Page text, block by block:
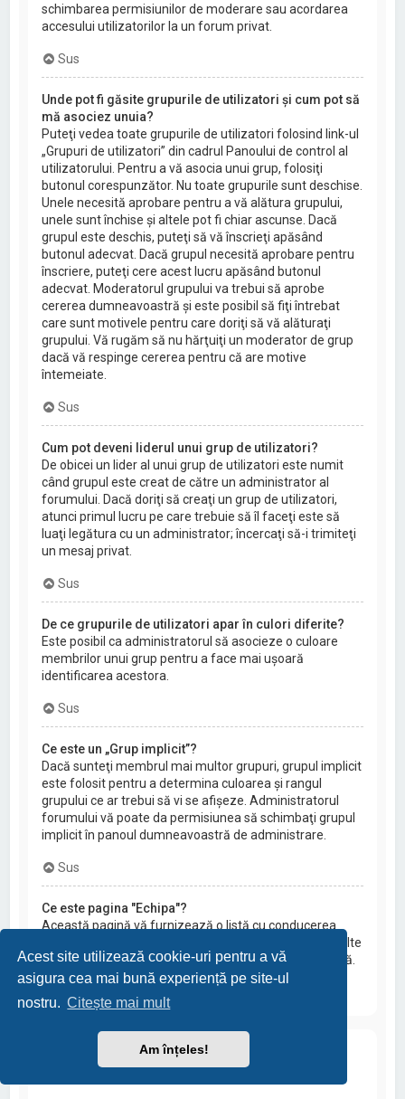
Acest site utilizează cookie-uri pentru a vă
asigura cea mai bună experiență pe site-ul
nostru. Citește mai mult
Am înțeles!
schimbarea permisiunilor de moderare sau acordarea
accesului utilizatorilor la un forum privat.
Sus
Unde pot fi găsite grupurile de utilizatori şi cum pot să
mă asociez unuia?
Puteţi vedea toate grupurile de utilizatori folosind link-ul
„Grupuri de utilizatori” din cadrul Panoului de control al
utilizatorului. Pentru a vă asocia unui grup, folosiţi
butonul corespunzător. Nu toate grupurile sunt deschise.
Unele necesită aprobare pentru a vă alătura grupului,
unele sunt închise şi altele pot fi chiar ascunse. Dacă
grupul este deschis, puteţi să vă înscrieţi apăsând
butonul adecvat. Dacă grupul necesită aprobare pentru
înscriere, puteţi cere acest lucru apăsând butonul
adecvat. Moderatorul grupului va trebui să aprobe
cererea dumneavoastră şi este posibil să fiţi întrebat
care sunt motivele pentru care doriţi să vă alăturaţi
grupului. Vă rugăm să nu hărţuiţi un moderator de grup
dacă vă respinge cererea pentru că are motive
întemeiate.
Sus
Cum pot deveni liderul unui grup de utilizatori?
De obicei un lider al unui grup de utilizatori este numit
când grupul este creat de către un administrator al
forumului. Dacă doriţi să creaţi un grup de utilizatori,
atunci primul lucru pe care trebuie să îl faceţi este să
luaţi legătura cu un administrator; încercaţi să-i trimiteţi
un mesaj privat.
Sus
De ce grupurile de utilizatori apar în culori diferite?
Este posibil ca administratorul să asocieze o culoare
membrilor unui grup pentru a face mai uşoară
identificarea acestora.
Sus
Ce este un „Grup implicit”?
Dacă sunteţi membrul mai multor grupuri, grupul implicit
este folosit pentru a determina culoarea şi rangul
grupului ce ar trebui să vi se afişeze. Administratorul
forumului vă poate da permisiunea să schimbaţi grupul
implicit în panoul dumneavoastră de administrare.
Sus
Ce este pagina "Echipa"?
Această pagină vă furnizează o listă cu conducerea
forumului, incluzând administratorii şi moderatorii şi alte
detalii ca de exemplu forumurile pe care le moderează.
Mesaje private